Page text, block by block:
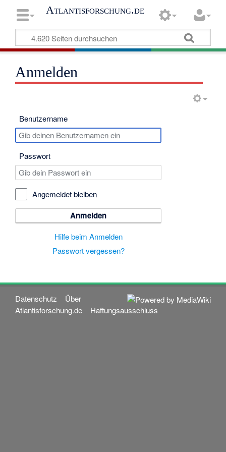
Atlantisforschung.de
Anmelden
Benutzername
Passwort
Angemeldet bleiben
Anmelden
Hilfe beim Anmelden
Passwort vergessen?
Datenschutz
Über
Atlantisforschung.de
Haftungsausschluss